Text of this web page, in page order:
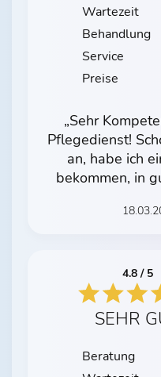
Wartezeit
Behandlung
Service
Preise
„Sehr
Pflegedienst!
an, habe ich
bekommen, in
4.8 / 5
SEHR
Beratung